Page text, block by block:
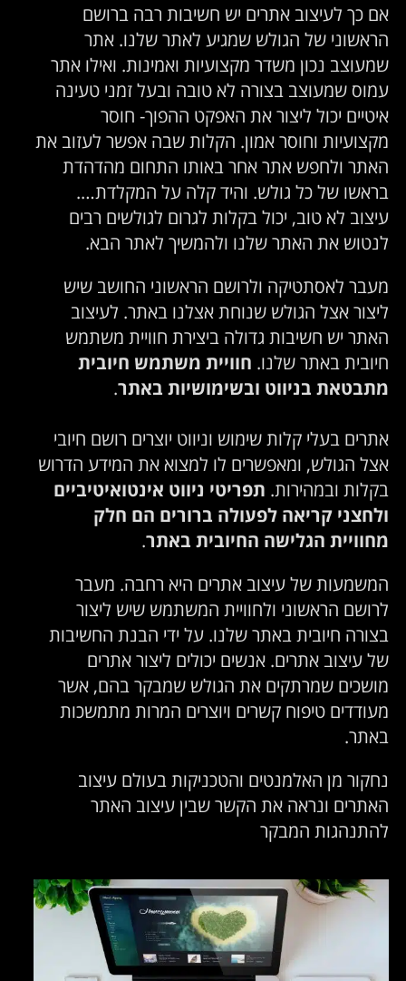
אם כך לעיצוב אתרים יש חשיבות רבה ברושם
הראשוני של הגולש שמגיע לאתר שלנו. אתר
שמעוצב נכון משדר מקצועיות ואמינות. ואילו אתר
עמוס שמעוצב בצורה לא טובה ובעל זמני טעינה
איטיים יכול ליצור את האפקט ההפוך- חוסר
מקצועיות וחוסר אמון. הקלות שבה אפשר לעזוב את
האתר ולחפש אתר אחר באותו התחום מהדהדת
בראשו של כל גולש. והיד קלה על המקלדת….
עיצוב לא טוב, יכול בקלות לגרום לגולשים רבים
לנטוש את האתר שלנו ולהמשיך לאתר הבא.
מעבר לאסתטיקה ולרושם הראשוני החושב שיש
ליצור אצל הגולש שנוחת אצלנו באתר. לעיצוב
האתר יש חשיבות גדולה ביצירת חוויית משתמש
חיובית באתר שלנו. חוויית משתמש חיובית
מתבטאת בניווט ובשימושיות באתר.
אתרים בעלי קלות שימוש וניווט יוצרים רושם חיובי
אצל הגולש, ומאפשרים לו למצוא את המידע הדרוש
בקלות ובמהירות. תפריטי ניווט אינטואיטיביים
ולחצני קריאה לפעולה ברורים הם חלק
מחוויית הגלישה החיובית באתר.
המשמעות של עיצוב אתרים היא רחבה. מעבר
לרושם הראשוני ולחוויית המשתמש שיש ליצור
בצורה חיובית באתר שלנו. על ידי הבנת החשיבות
של עיצוב אתרים. אנשים יכולים ליצור אתרים
מושכים שמרתקים את הגולש שמבקר בהם, אשר
מעודדים טיפוח קשרים ויוצרים המרות מתמשכות
באתר.
נחקור מן האלמנטים והטכניקות בעולם עיצוב
האתרים ונראה את הקשר שבין עיצוב האתר
להתנהגות המבקר